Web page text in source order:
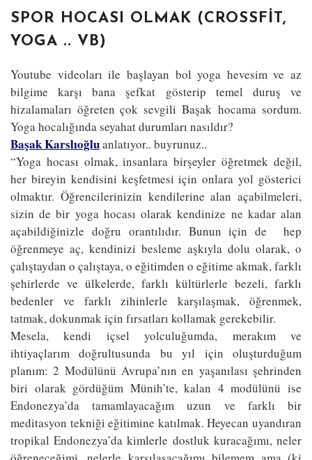
SPOR HOCASI OLMAK (CROSSFIT,
YOGA .. VB)
Youtube videoları ile başlayan bol yoga hevesim ve az
bilgime karşı bana şefkat gösterip temel duruş ve
hizalamaları öğreten çok sevgili Başak hocama sordum.
Yoga hocalığında seyahat durumları nasıldır?
Başak Karslıoğluanlatıyor.. buyrunuz..
“Yoga hocası olmak, insanlara birşeyler öğretmek değil,
her bireyin kendisini keşfetmesi için onlara yol gösterici
olmaktır. Öğrencilerinizin kendilerine alan açabilmeleri,
sizin de bir yoga hocası olarak kendinize ne kadar alan
açabildiğinizle doğru orantılıdır. Bunun için de hep
öğrenmeye aç, kendinizi besleme aşkıyla dolu olarak, o
çalıştaydan o çalıştaya, o eğitimden o eğitime akmak, farklı
şehirlerde ve ülkelerde, farklı kültürlerle bezeli, farklı
bedenler ve farklı zihinlerle karşılaşmak, öğrenmek,
tatmak, dokunmak için fırsatları kollamak gerekebilir.
Mesela, kendi içsel yolculuğumda, merakım ve
ihtiyaçlarım doğrultusunda bu yıl için oluşturduğum
planım: 2 Modülünü Avrupa’nın en yaşanılası şehrinden
biri olarak gördüğüm Münih’te, kalan 4 modülünü ise
Endonezya’da tamamlayacağım uzun ve farklı bir
meditasyon tekniği eğitimine katılmak. Heyecan uyandıran
tropikal Endonezya’da kimlerle dostluk kuracağımı, neler